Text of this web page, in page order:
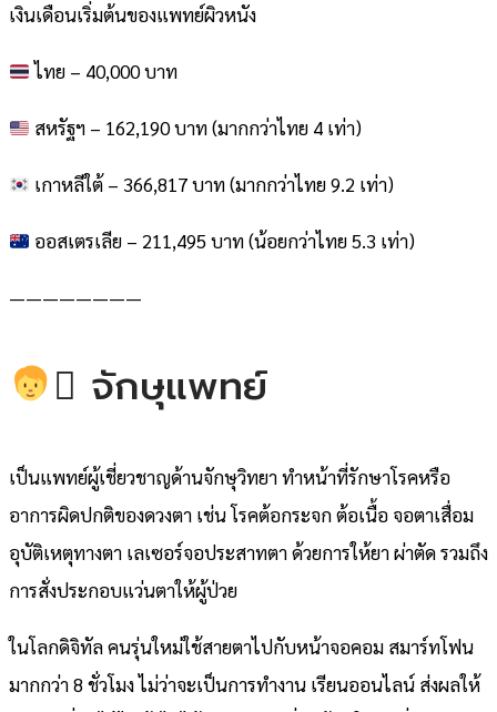
เงินเดือนเริ่มต้นของแพทย์ผิวหนัง
ไทย – 40,000 บาท
สหรัฐฯ – 162,190 บาท (มากกว่าไทย 4 เท่า)
เกาหลีใต้ – 366,817 บาท (มากกว่าไทย 9.2 เท่า)
ออสเตรเลีย – 211,495 บาท (น้อยกว่าไทย 5.3 เท่า)
————————
‍⚕ จักษุแพทย์
เป็นแพทย์ผู้เชี่ยวชาญด้านจักษุวิทยา ทำหน้าที่รักษาโรคหรือ
อาการผิดปกติของดวงตา เช่น โรคต้อกระจก ต้อเนื้อ จอตาเสื่อม
อุบัติเหตุทางตา เลเซอร์จอประสาทตา ด้วยการให้ยา ผ่าตัด รวมถึง
การสั่งประกอบแว่นตาให้ผู้ป่วย
ในโลกดิจิทัล คนรุ่นใหม่ใช้สายตาไปกับหน้าจอคอม สมาร์ทโฟน
มากกว่า 8 ชั่วโมง ไม่ว่าจะเป็นการทำงาน เรียนออนไลน์ ส่งผลให้